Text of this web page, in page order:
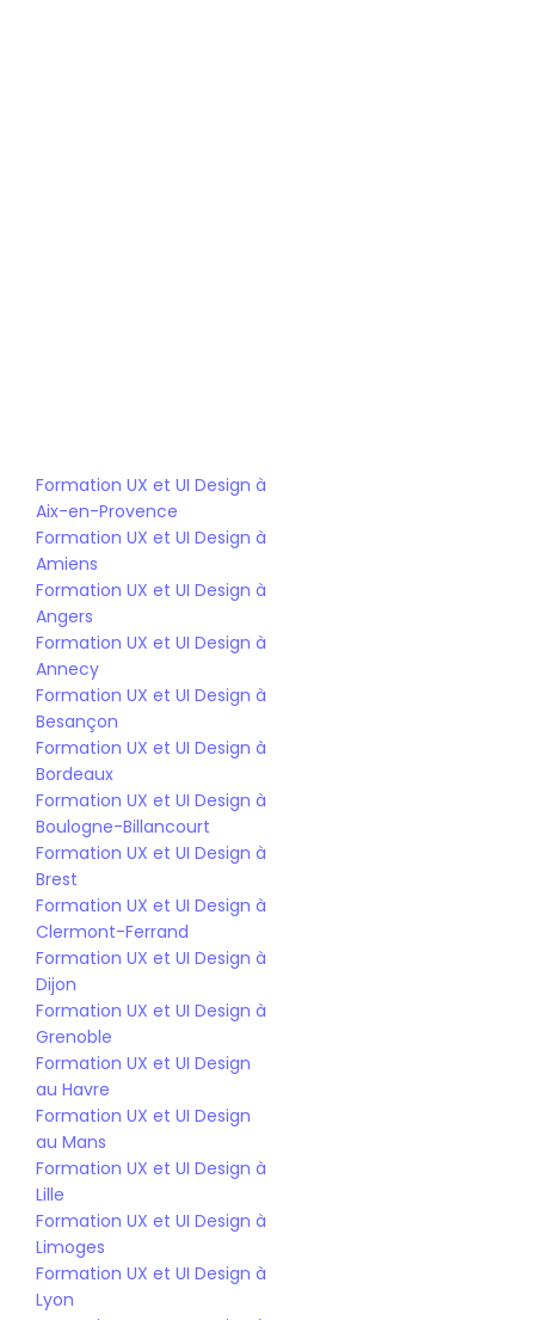
Formation UX et UI Design à
Aix-en-Provence
Formation UX et UI Design à
Amiens
Formation UX et UI Design à
Angers
Formation UX et UI Design à
Annecy
Formation UX et UI Design à
Besançon
Formation UX et UI Design à
Bordeaux
Formation UX et UI Design à
Boulogne-Billancourt
Formation UX et UI Design à
Brest
Formation UX et UI Design à
Clermont-Ferrand
Formation UX et UI Design à
Dijon
Formation UX et UI Design à
Grenoble
Formation UX et UI Design
au Havre
Formation UX et UI Design
au Mans
Formation UX et UI Design à
Lille
Formation UX et UI Design à
Limoges
Formation UX et UI Design à
Lyon